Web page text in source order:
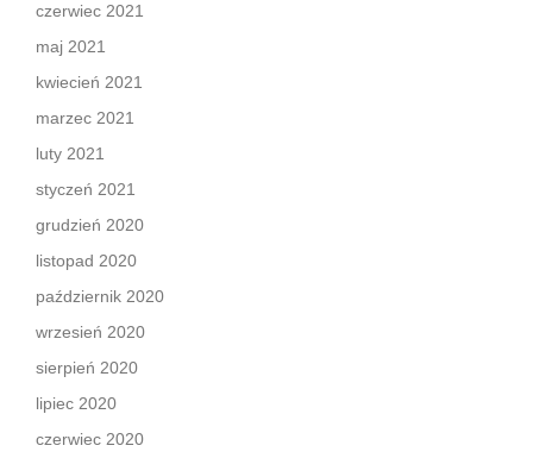
czerwiec 2021
maj 2021
kwiecień 2021
marzec 2021
luty 2021
styczeń 2021
grudzień 2020
listopad 2020
październik 2020
wrzesień 2020
sierpień 2020
lipiec 2020
czerwiec 2020